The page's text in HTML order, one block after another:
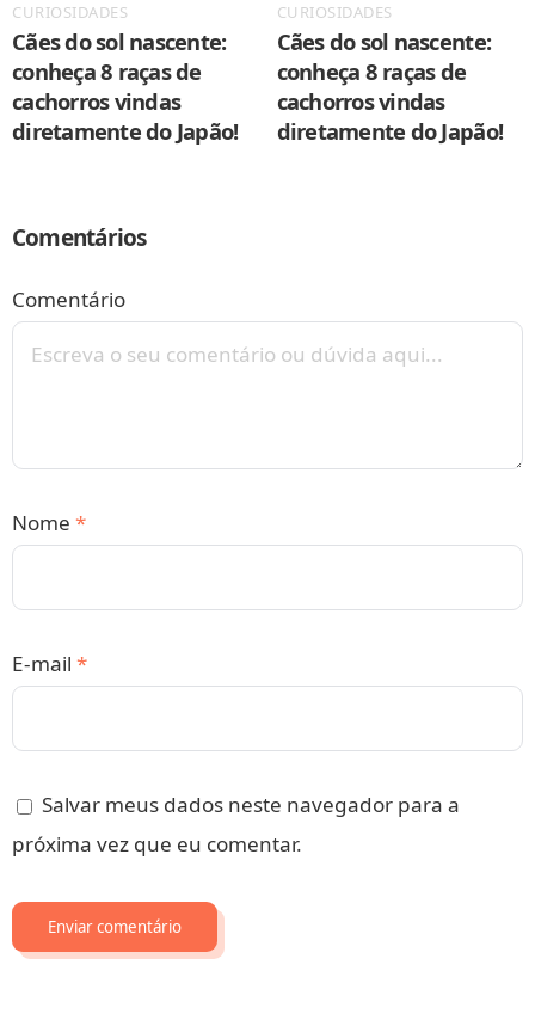
CURIOSIDADES
Cães do sol nascente:
conheça 8 raças de
cachorros vindas
diretamente do Japão!
CURIOSIDADES
Cães do sol nascente:
conheça 8 raças de
cachorros vindas
diretamente do Japão!
Comentários
Comentário
Nome *
E-mail *
Salvar meus dados neste navegador para a
próxima vez que eu comentar.